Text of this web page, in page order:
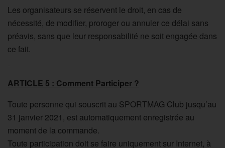
Les organisateurs se réservent le droit, en cas de
nécessité, de modifier, proroger ou annuler ce délai sans
préavis, sans que leur responsabilité ne soit engagée dans
ce fait.
ARTICLE 5 : Comment Participer ?
Toute personne qui souscrit au SPORTMAG Club jusqu’au
31 janvier 2021, est automatiquement enregistrée au
moment de la commande.
Toute participation doit se faire uniquement sur Internet, à